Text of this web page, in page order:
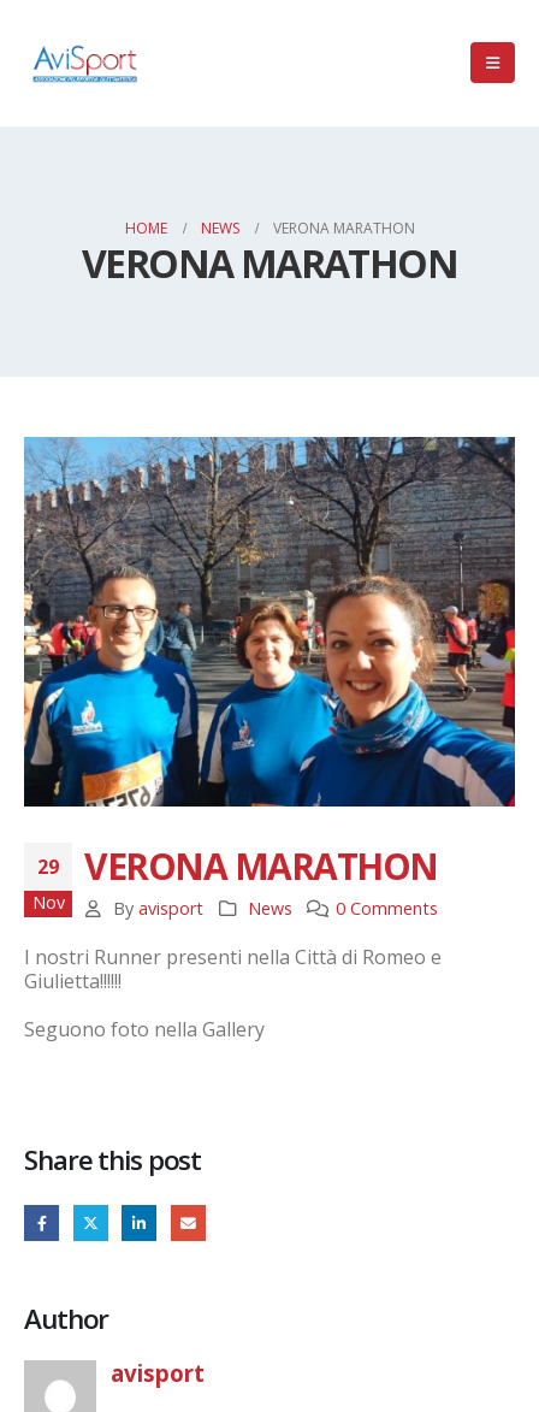
HOME NEWS VERONA MARATHON
VERONA MARATHON
29
Nov
VERONA MARATHON
By avisport News 0 Comments
I nostri Runner presenti nella Città di Romeo e
Giulietta!!!!!!
Seguono foto nella Gallery
Share this post
Author
avisport